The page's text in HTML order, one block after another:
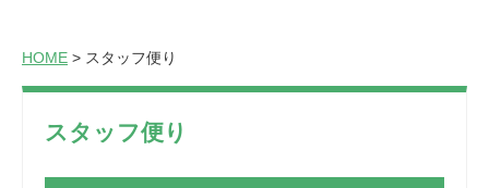
HOME > スタッフ便り
スタッフ便り